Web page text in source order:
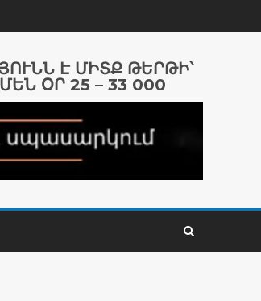
Է ՄԻՏՔ ԹԵՐԹԻ՝
ՕՐ 25 – 33 000